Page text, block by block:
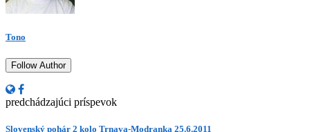
Tono
Follow Author
predchádzajúci príspevok
Slovenský pohár 2 kolo Trnava-Modranka 25.6.2011